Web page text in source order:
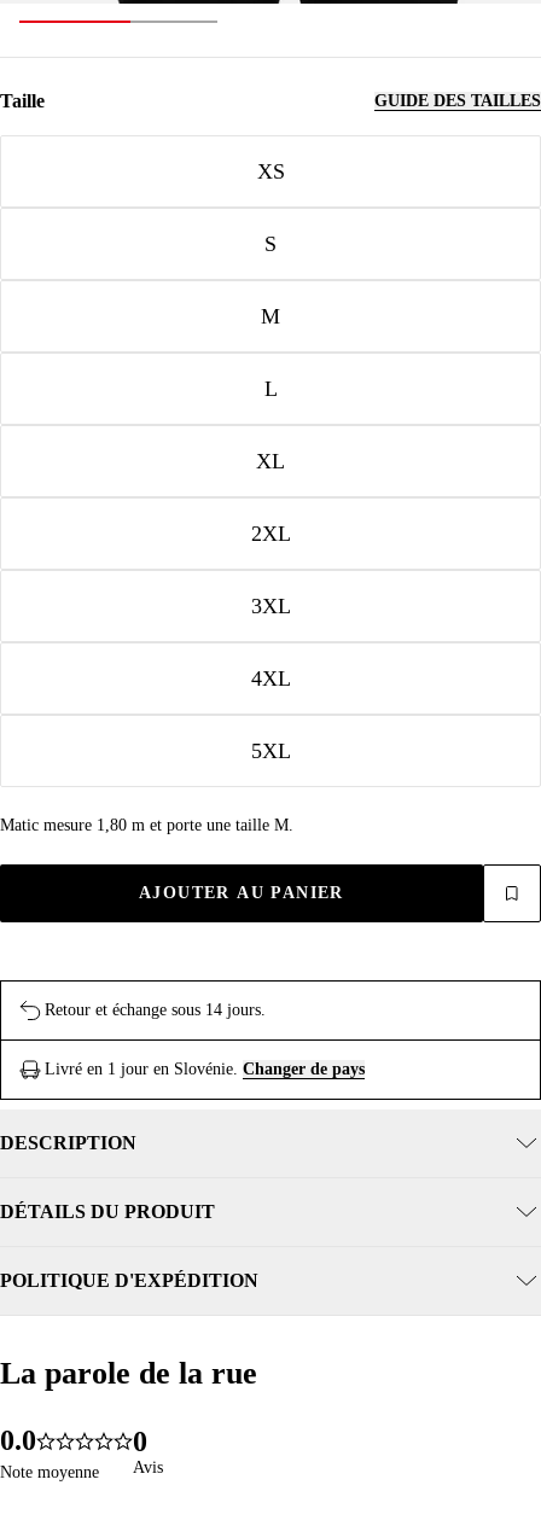
Taille GUIDE DES TAILLES
XS
S
M
L
XL
2XL
3XL
4XL
5XL
Matic mesure 1,80 m et porte une taille M.
AJOUTER AU PANIER
Retour et échange sous 14 jours.
Livré en 1 jour en Slovénie. Changer de pays
DESCRIPTION
DÉTAILS DU PRODUIT
POLITIQUE D'EXPÉDITION
La parole de la rue
La parole de la rue
0
1
.0
1
5.0
Note moyenne
Note moyenne
0
1
365
Avis
Avis